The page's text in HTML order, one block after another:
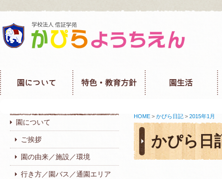
園について
ご挨拶
園の由来／施設／環境
行き方／園バス／通園エリア
HOME > かぴら日記 > 2015年1月
かぴら日